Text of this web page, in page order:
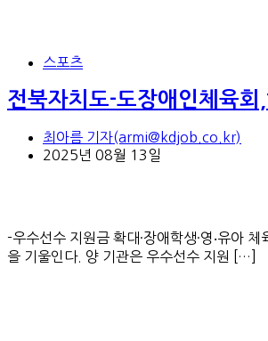
스포츠
전북자치도-도장애인체육회
최아름 기자(armi@kdjob.co.kr)
2025년 08월 13일
-우수선수 지원금 확대·장애학생·영‧유아
을 기울인다. 양 기관은 우수선수 지원 […]